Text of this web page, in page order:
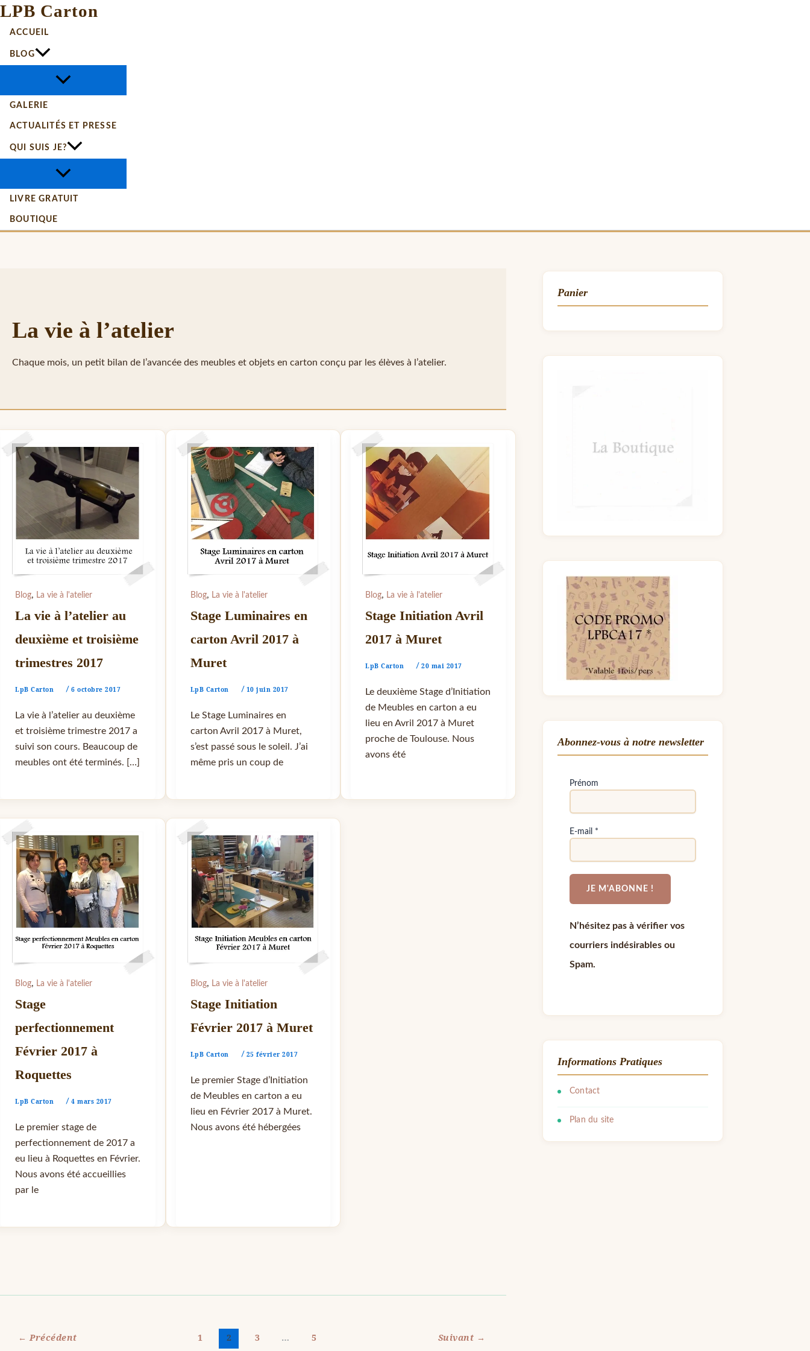
LPB Carton
ACCUEIL
BLOG
GALERIE
ACTUALITÉS ET PRESSE
QUI SUIS JE?
LIVRE GRATUIT
BOUTIQUE
La vie à l’atelier
Chaque mois, un petit bilan de l’avancée des meubles et objets en carton conçu par les élèves à l’atelier.
Blog, La vie à l'atelier
La vie à l’atelier au
deuxième et troisième
trimestres 2017
LpB Carton / 6 octobre 2017
La vie à l’atelier au deuxième
et troisième trimestre 2017 a
suivi son cours. Beaucoup de
meubles ont été terminés. […]
Blog, La vie à l'atelier
Stage Luminaires en
carton Avril 2017 à
Muret
LpB Carton / 10 juin 2017
Le Stage Luminaires en
carton Avril 2017 à Muret,
s’est passé sous le soleil. J’ai
même pris un coup de
Blog, La vie à l'atelier
Stage Initiation Avril
2017 à Muret
LpB Carton /20 mai 2017
Le deuxième Stage d’Initiation
de Meubles en carton a eu
lieu en Avril 2017 à Muret
proche de Toulouse. Nous
avons été
Blog, La vie à l'atelier
Stage
perfectionnement
Février 2017 à
Roquettes
LpB Carton / 4 mars 2017
Le premier stage de
perfectionnement de 2017 a
eu lieu à Roquettes en Février.
Nous avons été accueillies
par le
Blog, La vie à l'atelier
Stage Initiation
Février 2017 à Muret
LpB Carton / 25 février 2017
Le premier Stage d’Initiation
de Meubles en carton a eu
lieu en Février 2017 à Muret.
Nous avons été hébergées
← Précédent 1 2 3 … 5 Suivant →
Panier
Abonnez-vous à notre newsletter
Prénom
E-mail *
N’hésitez pas à vérifier vos
courriers indésirables ou
Spam.
Informations Pratiques
Contact
Plan du site